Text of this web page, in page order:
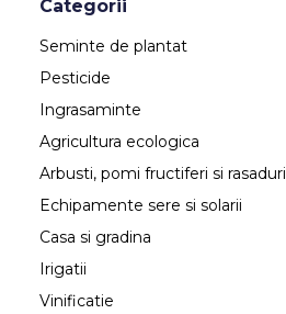
Categorii
Seminte de plantat
Pesticide
Ingrasaminte
Agricultura ecologica
Arbusti, pomi fructiferi si rasaduri
Echipamente sere si solarii
Casa si gradina
Irigatii
Vinificatie